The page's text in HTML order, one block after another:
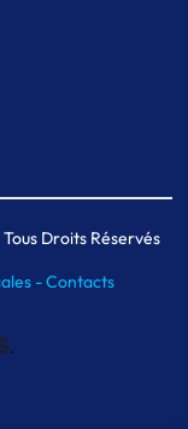
Droits Réservés
-Contacts